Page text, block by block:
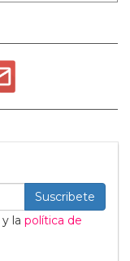
Suscribete
y la política de